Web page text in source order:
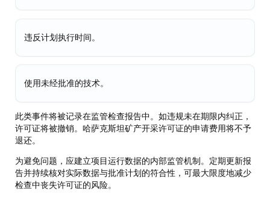
违反计划执行时间。
使用未经批准的技术。
此类事件将被记录在监管检查报告中。如违规未在期限内纠正，
许可证将被撤销。哈萨克斯坦矿产开采许可证的申请费用将不予
退还。
为避免问题，应建立项目运行数据的内部监管机制。定期更新报
告并持续核对实际数据与批准计划的符合性，可最大限度地减少
检查中丧失许可证的风险。